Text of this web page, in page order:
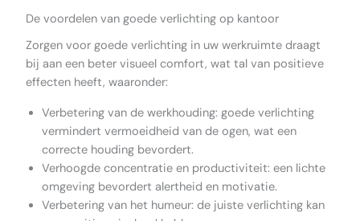
De voordelen van goede verlichting op kantoor
Zorgen voor goede verlichting in uw werkruimte draagt
bij aan een beter visueel comfort, wat tal van positieve
effecten heeft, waaronder:
Verbetering van de werkhouding: goede verlichting
vermindert vermoeidheid van de ogen, wat een
correcte houding bevordert.
Verhoogde concentratie en productiviteit: een lichte
omgeving bevordert alertheid en motivatie.
Verbetering van het humeur: de juiste verlichting kan